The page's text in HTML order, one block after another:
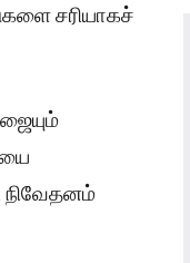
சரியாகச்